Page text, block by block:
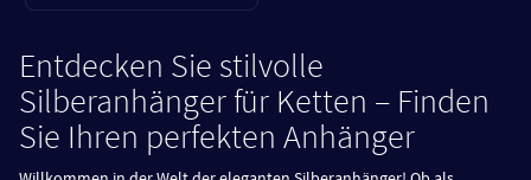
Entdecken Sie stilvolle
Silberanhänger für Ketten – Finden
Sie Ihren perfekten Anhänger